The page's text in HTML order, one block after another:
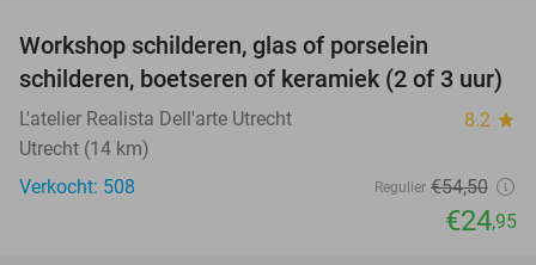
Workshop schilderen, glas of porselein
schilderen, boetseren of keramiek (2 of 3 uur)
L'atelier Realista Dell'arte Utrecht 8.2 star
Utrecht (14 km)
Verkocht: 508
Regulier €54,50
€24,95